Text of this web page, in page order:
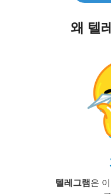
왜 텔
텔레그램은